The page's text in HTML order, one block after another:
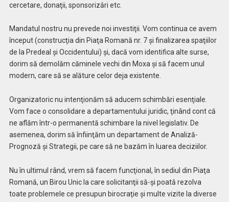
cercetare, donaţii, sponsorizări etc.
Mandatul nostru nu prevede noi investiţii. Vom continua ce avem
început (construcţia din Piaţa Romană nr. 7 şi finalizarea spaţiilor
de la Predeal şi Occidentului) şi, dacă vom identifica alte surse,
dorim să demolăm căminele vechi din Moxa şi să facem unul
modern, care să se alăture celor deja existente.
Organizatoric nu intenţionăm să aducem schimbări esenţiale.
Vom face o consolidare a departamentului juridic, ţinând cont că
ne aflăm într-o permanentă schimbare la nivel legislativ. De
asemenea, dorim să înfiinţăm un departament de Analiză-
Prognoză şi Strategii, pe care să ne bazăm în luarea deciziilor.
Nu în ultimul rând, vrem să facem funcţional, în sediul din Piaţa
Romană, un Birou Unic la care solicitanţii să-şi poată rezolva
toate problemele ce presupun birocraţie şi multe vizite la diverse